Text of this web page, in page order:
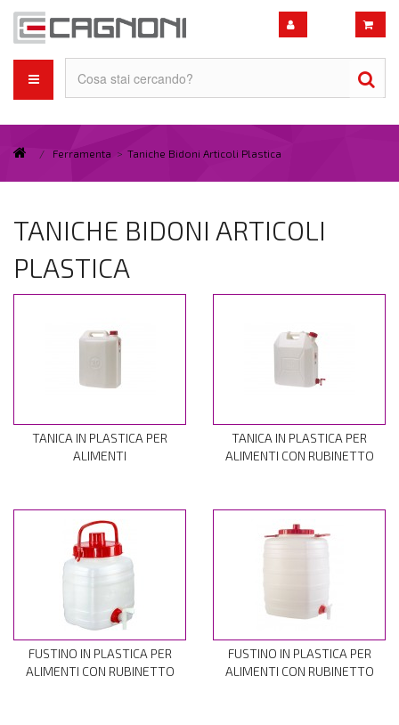
/ Ferramenta > Taniche Bidoni Articoli Plastica
TANICHE BIDONI ARTICOLI
PLASTICA
TANICA IN PLASTICA PER
ALIMENTI
TANICA IN PLASTICA PER
ALIMENTI CON RUBINETTO
FUSTINO IN PLASTICA PER
ALIMENTI CON RUBINETTO
FUSTINO IN PLASTICA PER
ALIMENTI CON RUBINETTO